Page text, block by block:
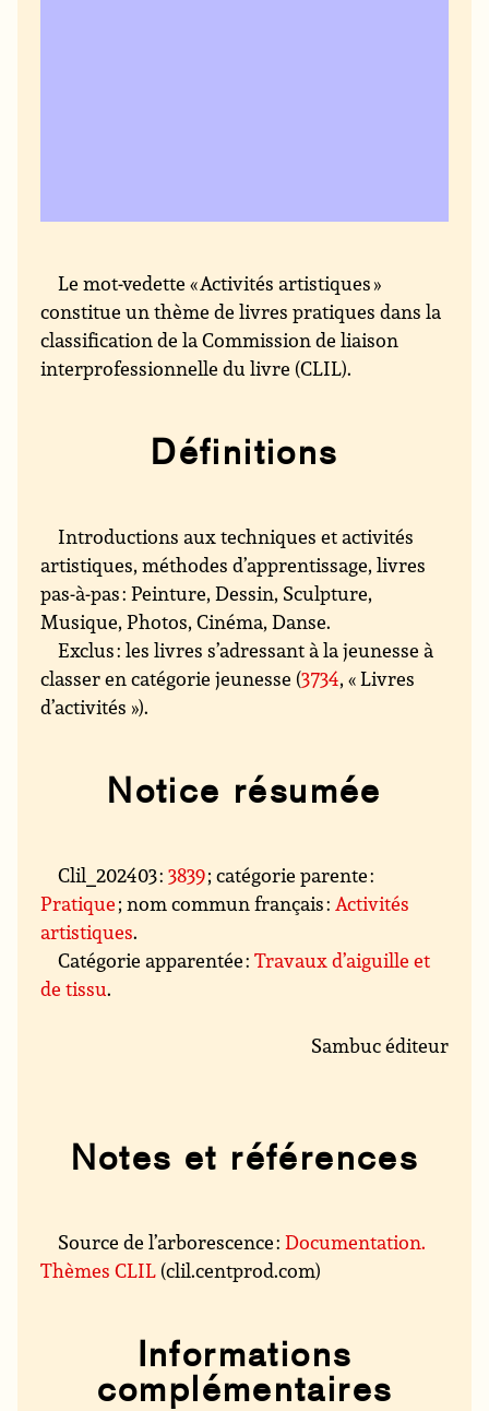
Le mot-vedette « Activités artistiques »
constitue un thème de livres pratiques dans la
classification de la Commission de liaison
interprofessionnelle du livre (CLIL).
Définitions
Introductions aux techniques et activités
artistiques, méthodes d’apprentissage, livres
pas-à-pas : Peinture, Dessin, Sculpture,
Musique, Photos, Cinéma, Danse.
Exclus : les livres s’adressant à la jeunesse à
classer en catégorie jeunesse (3734, « Livres
d’activités »).
Notice résumée
Clil_202403 :3839; catégorie parente :
Pratique; nom commun français : Activités
artistiques.
Catégorie apparentée :Travaux d’aiguille et
de tissu.
Sambuc éditeur
Notes et références
Source de l’arborescence :Documentation.
Thèmes CLIL (clil.centprod.com)
Informations
complémentaires